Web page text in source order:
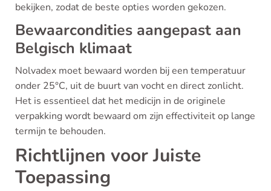
bekijken, zodat de beste opties worden gekozen.
Bewaarcondities aangepast aan
Belgisch klimaat
Nolvadex moet bewaard worden bij een temperatuur
onder 25°C, uit de buurt van vocht en direct zonlicht.
Het is essentieel dat het medicijn in de originele
verpakking wordt bewaard om zijn effectiviteit op lange
termijn te behouden.
Richtlijnen voor Juiste
Toepassing